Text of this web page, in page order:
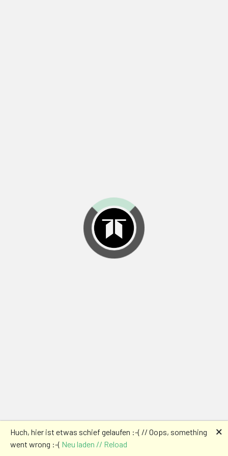
Huch, hier ist etwas schief gelaufen :-( // Oops, something
went wrong :-( Neu laden // Reload
🗙